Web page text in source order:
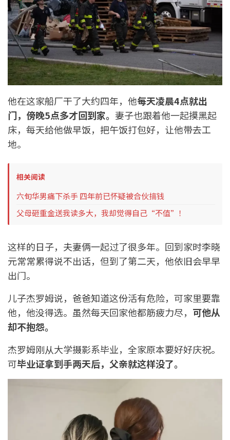
他在这家船厂干了大约四年，他每天凌晨4点就出
门，傍晚5点多才回到家。 妻子也跟着他一起摸黑起
床，每天给他做早饭，把午饭打包好，让他带去工
地。
相关阅读
六旬华男痛下杀手 四年前已怀疑被合伙搞钱
父母砸重金送我读多大，我却觉得自己“不值”！
这样的日子，夫妻俩一起过了很多年。回到家时李晓
元常常累得说不出话，但到了第二天，他依旧会早早
出门。
儿子杰罗姆说，爸爸知道这份活有危险，可家里要靠
他，他没得选。虽然每天回家他都筋疲力尽， 可他从
却不抱怨。
杰罗姆刚从大学摄影系毕业，全家原本要好好庆祝。
可毕业证拿到手两天后，父亲就这样没了。